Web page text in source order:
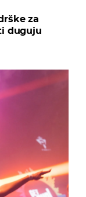
za
duguju